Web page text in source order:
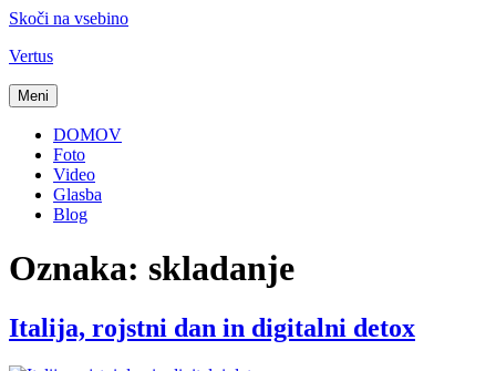
Skoči na vsebino
Vertus
Meni
DOMOV
Foto
Video
Glasba
Blog
Oznaka: skladanje
Italija, rojstni dan in digitalni detox